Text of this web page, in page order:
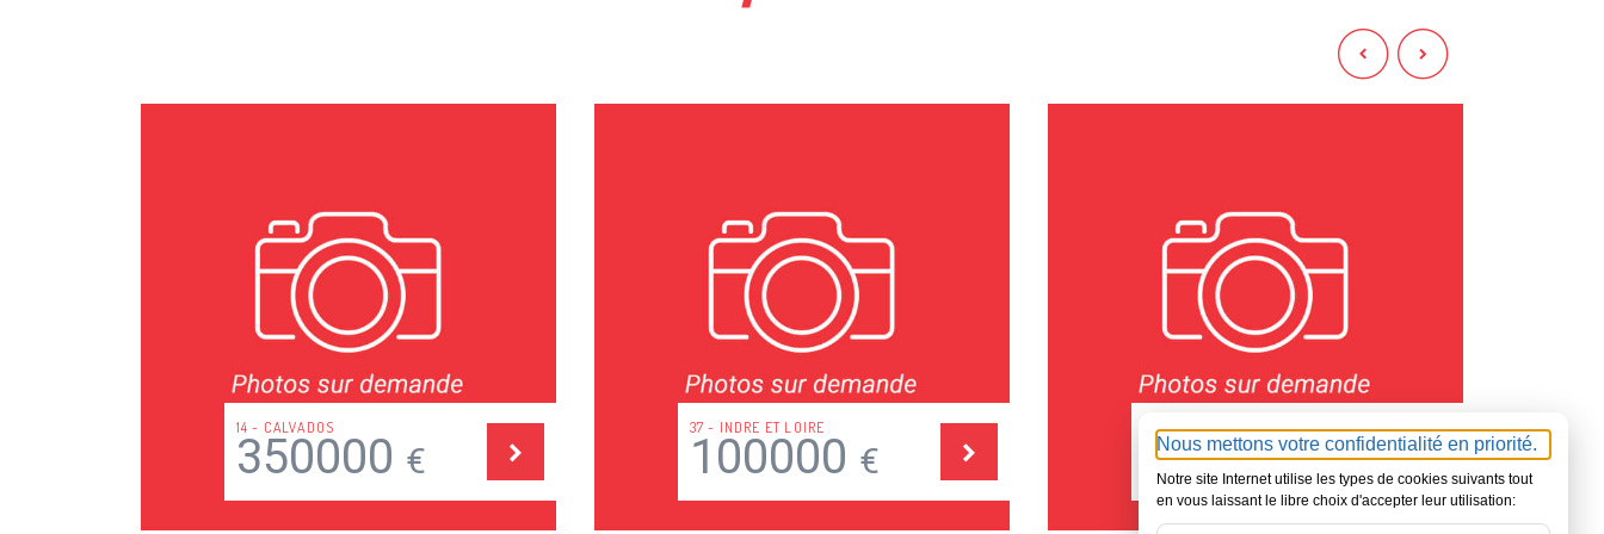
100000€
75 - PARIS
350000 €
72 - SARTHE
780000€
22 - CÔTES D'ARMOR
Nous mettons votre confidentialité en priorité.
Notre site Internet utilise les types de cookies suivants tout
en vous laissant le libre choix d'accepter leur utilisation: